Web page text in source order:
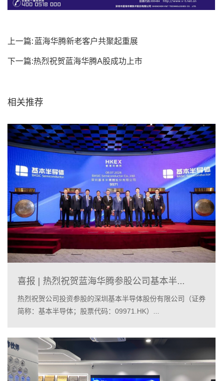
上一篇: 蓝海华腾新老客户共聚起重展
下一篇:热烈祝贺蓝海华腾A股成功上市
相关推荐
喜报 | 热烈祝贺蓝海华腾参股公司基本半...
热烈祝贺公司投资参股的深圳基本半导体股份有限公司（证券
简称：基本半导体；股票代码：09971.HK）...